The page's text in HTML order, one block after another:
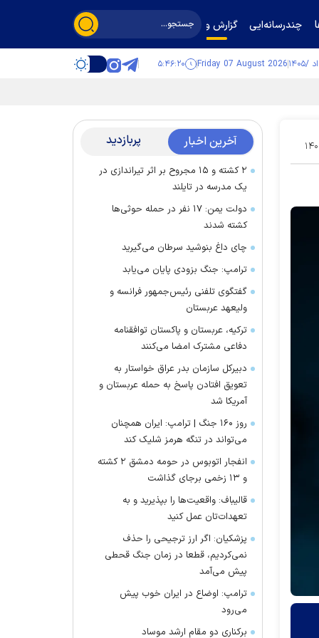
چندرسانه‌ایی گزارش و گفت‌وگو
Friday 07 August 2026 ۵:۴۶:۲۱
۲۰ آخرین اخبار پربازدید
۲ کشته و ۱۵ مجروح بر اثر تیراندازی در
یک مدرسه در تایلند
دولت یمن: ۱۷ نفر در حمله حوثی‌ها
کشته شدند
چای داغ بنوشید سرطان می‌گیرید
ترامپ: جنگ بزودی پایان می‌یابد
گفتگوی تلفنی رئیس‌جمهور فرانسه و
ولیعهد عربستان
ترکیه، عربستان و پاکستان توافقنامه
دفاعی مشترک امضا می‌کنند
دبیرکل سازمان بدر عراق خواستار به
تعویق افتادن پاسخ به حمله عربستان و
آمریکا شد
روز ۱۶۰ جنگ | ترامپ: ایران همچنان
می‌تواند در تنگه هرمز شلیک کند
انفجار اتوبوس در حومه دمشق ۲ کشته
و ۱۳ زخمی برجای گذاشت
قالیباف: واقعیت‌ها را بپذیرید و به
تعهدات‌تان عمل کنید
پزشکیان: اگر ارز ترجیحی را حذف
نمی‌کردیم، قطعا در زمان جنگ قحطی
پیش می‌آمد
ترامپ: اوضاع در ایران خوب پیش
می‌رود
برکناری دو مقام ارشد موساد